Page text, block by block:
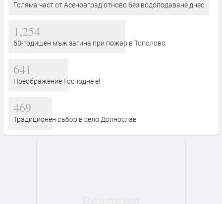
Голяма част от Асеновград отново без водоподаване днес
1,254
60-годишен мъж загина при пожар в Тополово
641
Преображение Господне е!
469
Традиционен събор в село Долнослав